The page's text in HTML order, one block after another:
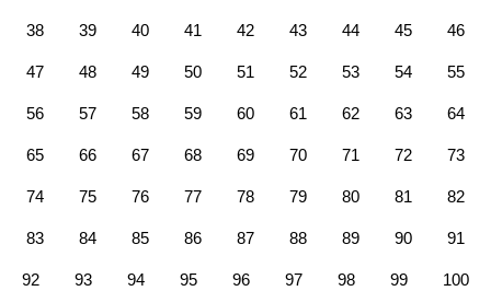
38 39 40 41 42 43 44 45 46
47 48 49 50 51 52 53 54 55
56 57 58 59 60 61 62 63 64
65 66 67 68 69 70 71 72 73
74 75 76 77 78 79 80 81 82
83 84 85 86 87 88 89 90 91
92 93 94 95 96 97 98 99 100